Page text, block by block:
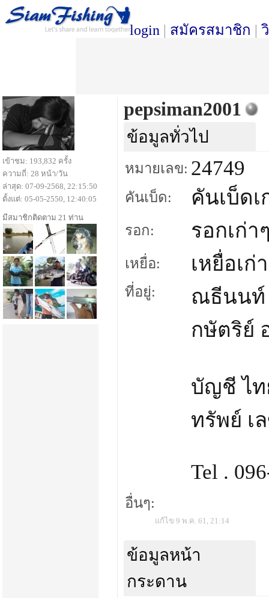
login | สมัครสมาชิก |
pepsiman2001
ข้อมูลทั่วไป
หมายเลข: 24749
คันเบ็ด: คันเบ็ดเ
รอก: รอกเก่า
เหยื่อ: เหยื่อเก่
ที่อยู่:
ณธีนนท์
กษัตริย์
บัญชี ไท
ทรัพย์ เ
Tel .
อื่นๆ:
แก้ไข 9 พ.ค. 61, 21:14
ข้อมูลหน้า
กระดาน
เข้าชม: 193,832 ครั้ง
ความถี่: 28 หน้า/วัน
ล่าสุด: 07-09-2568, 22:15:50
ตั้งแต่: 05-05-2550, 12:40:05
มีสมาชิกติดตาม 21 ท่าน